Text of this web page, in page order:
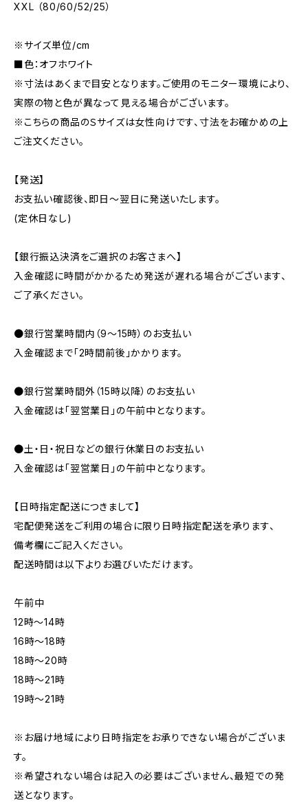
XXL （80/60/52/25）
※サイズ単位/cm
■色：オフホワイト
※寸法はあくまで目安となります。ご使用のモニター環境により、
実際の物と色が異なって見える場合がございます。
※こちらの商品のＳサイズは女性向けです、寸法をお確かめの上
ご注文ください。
【発送】
お支払い確認後、即日〜翌日に発送いたします。
(定休日なし)
【銀行振込決済をご選択のお客さまへ】
入金確認に時間がかかるため発送が遅れる場合がございます、
ご了承ください。
●銀行営業時間内（9〜15時）のお支払い
入金確認まで「2時間前後」かかります。
●銀行営業時間外（15時以降）のお支払い
入金確認は「翌営業日」の午前中となります。
●土・日・祝日などの銀行休業日のお支払い
入金確認は「翌営業日」の午前中となります。
【日時指定配送につきまして】
宅配便発送をご利用の場合に限り日時指定配送を承ります、
備考欄にご記入ください。
配送時間は以下よりお選びいただけます。
午前中
12時〜14時
16時〜18時
18時〜20時
18時〜21時
19時〜21時
※お届け地域により日時指定をお承りできない場合がございま
す。
※希望されない場合は記入の必要はございません、最短での発
送となります。